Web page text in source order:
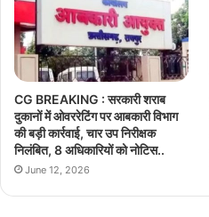
CG BREAKING : सरकारी शराब
दुकानों में ओवररेटिंग पर आबकारी विभाग
की बड़ी कार्रवाई, चार उप निरीक्षक
निलंबित, 8 अधिकारियों को नोटिस..
June 12, 2026